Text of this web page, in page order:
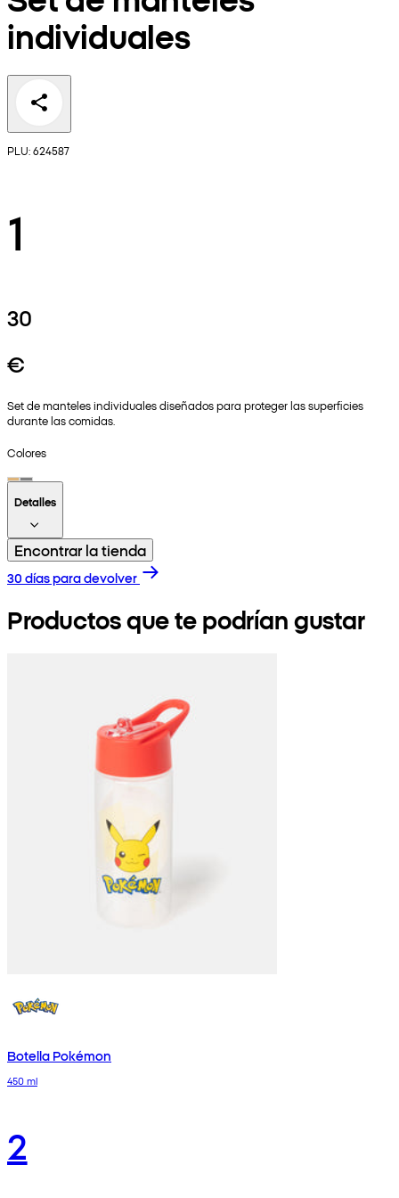
individuales
PLU: 624587
1
30
€
Set de manteles individuales diseñados para proteger las superficies
durante las comidas.
Colores
Detalles
Encontrar la tienda
30 días para devolver
Productos que te podrían gustar
Botella Pokémon
450 ml
2